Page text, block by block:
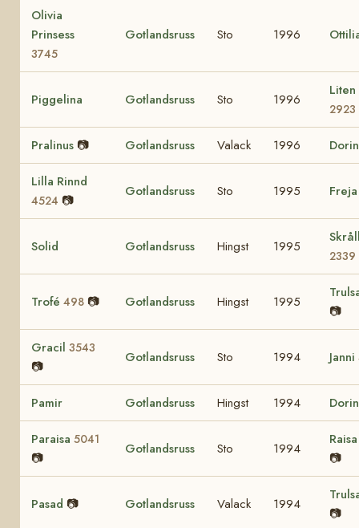
Olivia
Prinsess
3745
Gotlandsruss Sto 1996
Piggelina Gotlandsruss Sto 1996
2923
Pralinus 📷 Gotlandsruss Valack 1996
Lilla Rinnd
4524 📷
Gotlandsruss Sto 1995
Solid Gotlandsruss Hingst 1995
2339
Trofé 498 📷 Gotlandsruss Hingst 1995
📷
Gracil 3543
📷
Gotlandsruss Sto 1994 Janni
Pamir Gotlandsruss Hingst 1994
Paraisa 5041
📷
Gotlandsruss Sto 1994
📷
Pasad 📷 Gotlandsruss Valack 1994
📷